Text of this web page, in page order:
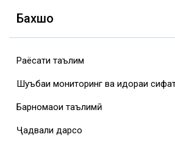
Бахшҳо
Раёсати таълим
Шуъбаи мониторинг ва идораи
Барномаҳои таълимӣ
Ҷадвали дарсҳо